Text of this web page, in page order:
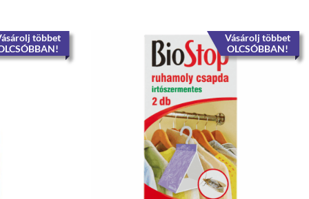
többet
Vásárolj többet
OLCSÓBBAN!